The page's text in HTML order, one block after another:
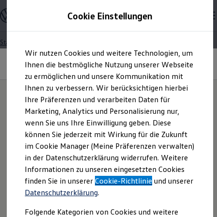
Hauptinhalt
springen
Footer
springen
Modelle und Konfigurator
Konfigurator
Modelle vergleichen
Elektroautos
ENERGY Sondermodelle
Nutzfahrzeuge
SUV und CUV
Familienautos
Kombis
Kompaktwagen
Sportwagen
Schnell verfügbare Fahrzeuge
Angebote und Produkte
Aktuelle Angebote
E-Auto-Förderung
Volkswagen Marktplatz
Die ENERGY Sondermodelle
Junge Gebrauchtwagen und Gebrauchtwagen
Volkswagen Zertifizierte Gebrauchtwagen
Elektromobilität bei Gebrauchtwagen
Saisonangebote
Startseite
Datenschutzerklärung
„Datenverarbeitung im
Rahmen von Fahrten zu
Forschungs-,
Entwicklungs- und
Erprobungszwecken"
Länder außerhalb der EU | None-EU
countries
قطر/Qatar
قم هنا بتنزيل بيان حماية بيانات تسجيل بيانات الفيديو باللغة
العربية
Download the Privacy Policy for video data recording in
English here.
Cookie Einstellungen
Wir nutzen Cookies und weitere Technologien, um
Ihnen die bestmögliche Nutzung unserer Webseite
zu ermöglichen und unsere Kommunikation mit
Ihnen zu verbessern. Wir berücksichtigen hierbei
Ihre Präferenzen und verarbeiten Daten für
Marketing, Analytics und Personalisierung nur,
wenn Sie uns Ihre Einwilligung geben. Diese
können Sie jederzeit mit Wirkung für die Zukunft
im Cookie Manager (Meine Präferenzen verwalten)
in der Datenschutzerklärung widerrufen. Weitere
Informationen zu unseren eingesetzten Cookies
finden Sie in unsererCookie-Richtlinie und unserer
Datenschutzerklärung.
Folgende Kategorien von Cookies und weitere